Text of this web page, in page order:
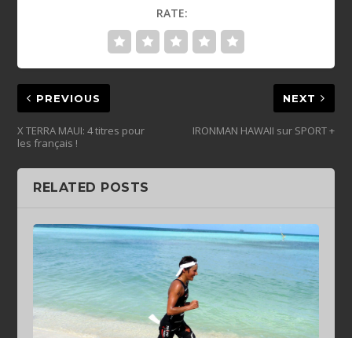
RATE:
PREVIOUS
X TERRA MAUI: 4 titres pour
les français !
NEXT
IRONMAN HAWAII sur SPORT +
RELATED POSTS